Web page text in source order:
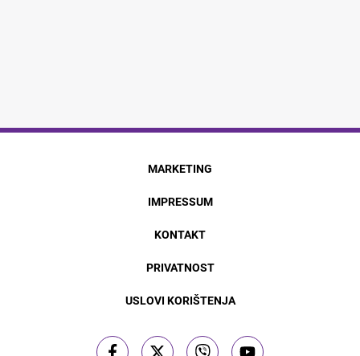
MARKETING
IMPRESSUM
KONTAKT
PRIVATNOST
USLOVI KORIŠTENJA